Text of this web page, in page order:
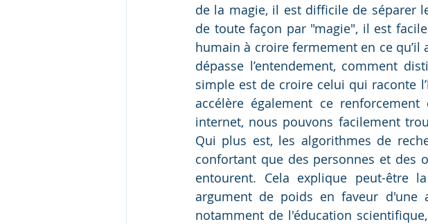
de la magie, il est difficile de séparer
de toute façon par "magie", il est
humain à croire fermement en ce
dépasse l’entendement, comment
simple est de croire celui qui raconte
accélère également ce
internet, nous pouvons facilement
Qui plus est, les algorithmes de
confortant que des personnes et des
entourent. Cela explique peut-être
argument de poids en faveur d'une
notamment de l'éducation